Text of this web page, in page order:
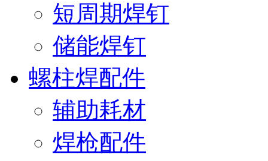
短周期焊钉
储能焊钉
螺柱焊配件
辅助耗材
焊枪配件